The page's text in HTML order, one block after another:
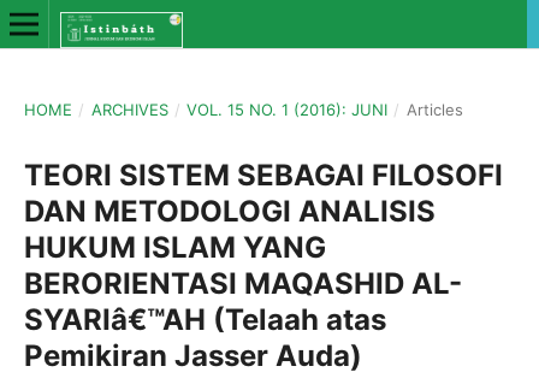
HOME / ARCHIVES / VOL. 15 NO. 1 (2016): JUNI / Articles
TEORI SISTEM SEBAGAI FILOSOFI
DAN METODOLOGI ANALISIS
HUKUM ISLAM YANG
BERORIENTASI MAQASHID AL-
SYARIâ€™AH (Telaah atas
Pemikiran Jasser Auda)